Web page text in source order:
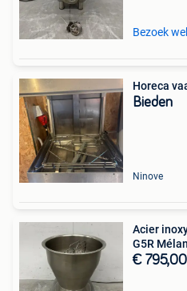
Bezoek
Horeca
Bieden
Ninove
Acier
G5R
€ 795,00